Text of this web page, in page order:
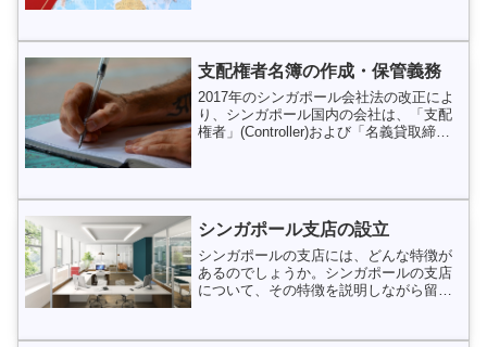
門職、Sパスが一般...
支配権者名簿の作成・保管義務
2017年のシンガポール会社法の改正によ
り、シンガポール国内の会社は、「支配
権者」(Controller)および「名義貸取締
シンガポール支店の設立
シンガポールの支店には、どんな特徴が
あるのでしょうか。シンガポールの支店
について、その特徴を説明しながら留意
業として登録されますし、実質的にも外